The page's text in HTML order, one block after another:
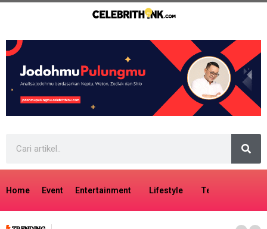
Home Event Entertainment Lifestyle Tech